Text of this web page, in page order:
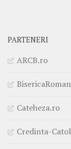
PARTENERI
ARCB.ro
Cateheza.ro
Credinta-